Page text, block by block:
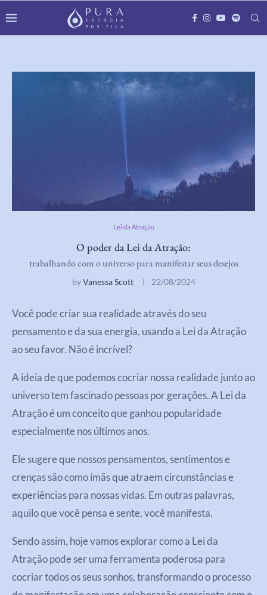
Lei da Atração
O poder da Lei da Atração:
trabalhando com o universo para manifestar seus desejos
byVanessa Scott 22/08/2024
Você pode criar sua realidade através do seu
pensamento e da sua energia, usando a Lei da Atração
ao seu favor. Não é incrível?
A ideia de que podemos cocriar nossa realidade junto ao
universo tem fascinado pessoas por gerações. A Lei da
Atração é um conceito que ganhou popularidade
especialmente nos últimos anos.
Ele sugere que nossos pensamentos, sentimentos e
crenças são como ímãs que atraem circunstâncias e
experiências para nossas vidas. Em outras palavras,
aquilo que você pensa e sente, você manifesta.
Sendo assim, hoje vamos explorar como a Lei da
Atração pode ser uma ferramenta poderosa para
cocriar todos os seus sonhos, transformando o processo